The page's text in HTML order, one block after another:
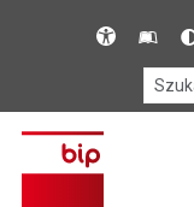
Deklaracja